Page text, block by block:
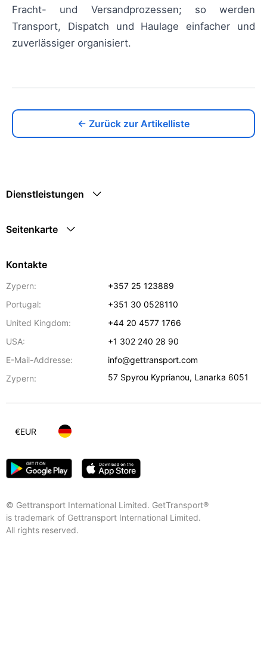
Fracht- und Versandprozessen; so werden
Transport, Dispatch und Haulage einfacher und
zuverlässiger organisiert.
← Zurück zur Artikelliste
Dienstleistungen
Seitenkarte
Kontakte
Zypern:
+357 25 123889
Portugal:
+351 30 0528110
United Kingdom:
+44 20 4577 1766
USA:
+1 302 240 28 90
E-Mail-Addresse:
info@gettransport.com
Zypern:
57 Spyrou Kyprianou, Lanarka 6051
© Gettransport International Limited. GetTransport®
is trademark of Gettransport International Limited.
All rights reserved.
€EUR